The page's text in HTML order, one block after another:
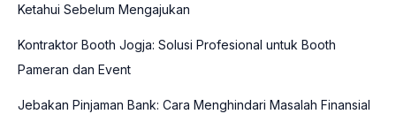
Ketahui Sebelum Mengajukan
Kontraktor Booth Jogja: Solusi Profesional untuk Booth
Pameran dan Event
Jebakan Pinjaman Bank: Cara Menghindari Masalah Finansial